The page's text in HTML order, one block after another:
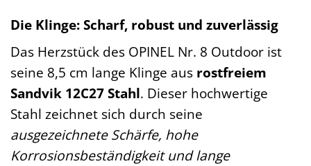
Die Klinge: Scharf, robust und zuverlässig
Das Herzstück des OPINEL Nr. 8 Outdoor ist
seine 8,5 cm lange Klinge aus rostfreiem
Sandvik 12C27 Stahl. Dieser hochwertige
Stahl zeichnet sich durch seine
ausgezeichnete Schärfe, hohe
Korrosionsbeständigkeit und lange